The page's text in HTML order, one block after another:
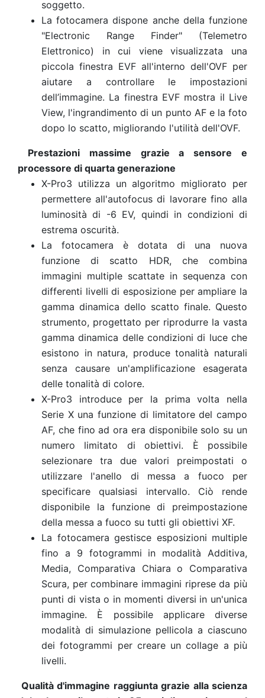
soggetto.
La fotocamera dispone anche della funzione
"Electronic Range Finder" (Telemetro
Elettronico) in cui viene visualizzata una
piccola finestra EVF all'interno dell'OVF per
aiutare a controllare le impostazioni
dell’immagine. La finestra EVF mostra il Live
View, l'ingrandimento di un punto AF e la foto
dopo lo scatto, migliorando l'utilità dell'OVF.
Prestazioni massime grazie a sensore e
processore di quarta generazione
X-Pro3 utilizza un algoritmo migliorato per
permettere all'autofocus di lavorare fino alla
luminosità di -6 EV, quindi in condizioni di
estrema oscurità.
La fotocamera è dotata di una nuova
funzione di scatto HDR, che combina
immagini multiple scattate in sequenza con
differenti livelli di esposizione per ampliare la
gamma dinamica dello scatto finale. Questo
strumento, progettato per riprodurre la vasta
gamma dinamica delle condizioni di luce che
esistono in natura, produce tonalità naturali
senza causare un'amplificazione esagerata
delle tonalità di colore.
X-Pro3 introduce per la prima volta nella
Serie X una funzione di limitatore del campo
AF, che fino ad ora era disponibile solo su un
numero limitato di obiettivi. È possibile
selezionare tra due valori preimpostati o
utilizzare l'anello di messa a fuoco per
specificare qualsiasi intervallo. Ciò rende
disponibile la funzione di preimpostazione
della messa a fuoco su tutti gli obiettivi XF.
La fotocamera gestisce esposizioni multiple
fino a 9 fotogrammi in modalità Additiva,
Media, Comparativa Chiara o Comparativa
Scura, per combinare immagini riprese da più
punti di vista o in momenti diversi in un'unica
immagine. È possibile applicare diverse
modalità di simulazione pellicola a ciascuno
dei fotogrammi per creare un collage a più
livelli.
Qualità d'immagine raggiunta grazie alla scienza